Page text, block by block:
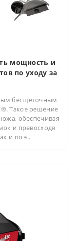
мощность и
по уходу за
бесщёточным
Такое решение
обеспечивая
и превосходя
и по э..